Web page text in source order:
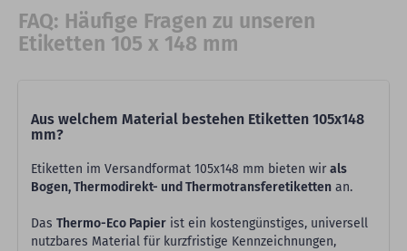
FAQ: Häufige Fragen zu unseren
Etiketten 105 x 148 mm
Aus welchem Material bestehen Etiketten 105x148
mm?
Etiketten im Versandformat 105x148 mm bieten wir als
Bogen, Thermodirekt- und Thermotransferetiketten an.
Das Thermo-Eco Papier ist ein kostengünstiges, universell
nutzbares Material für kurzfristige Kennzeichnungen,